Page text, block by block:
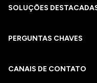
SOLUÇÕES
PERGUNTAS CHAVES​
CANAIS DE CONTATO